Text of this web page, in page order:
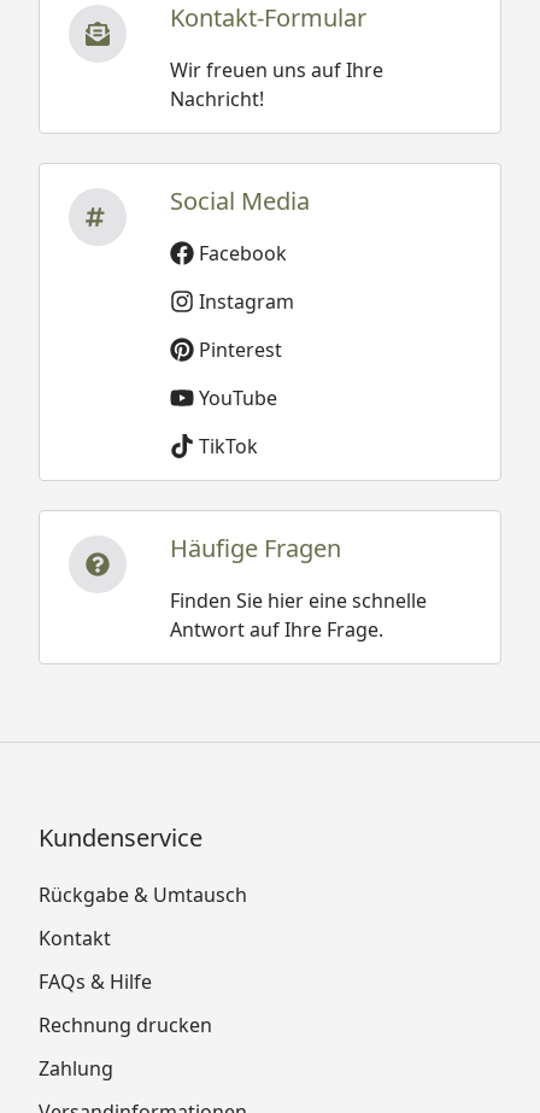
Kontakt-Formular
Wir freuen uns auf Ihre
Nachricht!
Social Media
Facebook
Instagram
Pinterest
YouTube
TikTok
Häufige Fragen
Finden Sie hier eine schnelle
Antwort auf Ihre Frage.
Kundenservice
Rückgabe & Umtausch
Kontakt
FAQs & Hilfe
Rechnung drucken
Zahlung